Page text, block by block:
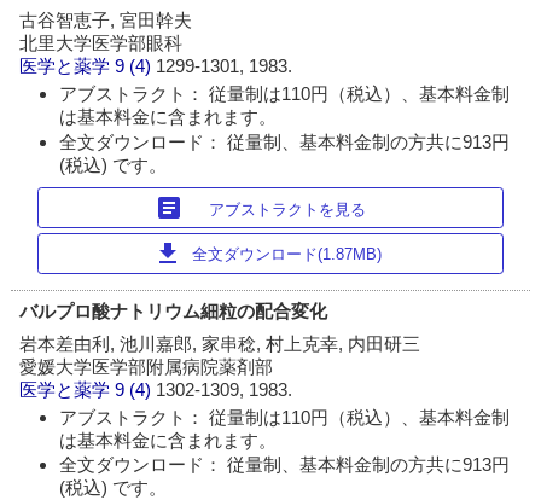
古谷智恵子, 宮田幹夫
北里大学医学部眼科
医学と薬学 9 (4) 1299-1301, 1983.
アブストラクト： 従量制は110円（税込）、基本料金制
は基本料金に含まれます。
全文ダウンロード： 従量制、基本料金制の方共に913円
(税込) です。
article アブストラクトを見る
download 全文ダウンロード(1.87MB)
バルプロ酸ナトリウム細粒の配合変化
岩本差由利, 池川嘉郎, 家串稔, 村上克幸, 内田研三
愛媛大学医学部附属病院薬剤部
医学と薬学 9 (4) 1302-1309, 1983.
アブストラクト： 従量制は110円（税込）、基本料金制
は基本料金に含まれます。
全文ダウンロード： 従量制、基本料金制の方共に913円
(税込) です。